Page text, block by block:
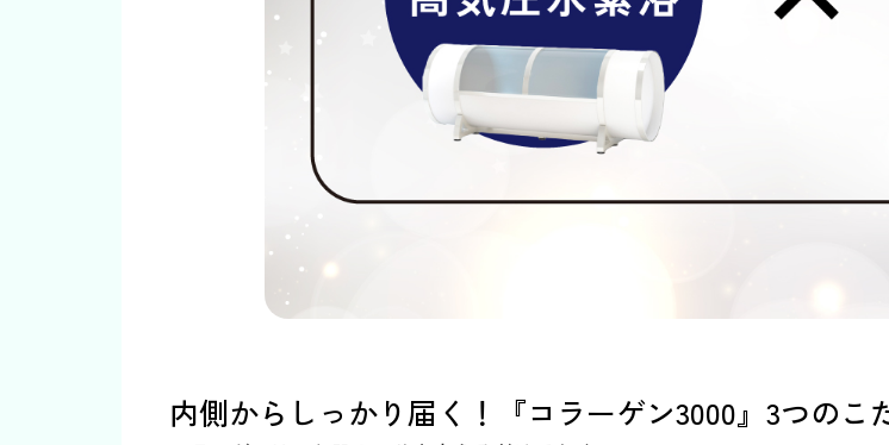
内側からしっかり届く！『コラーゲン3000』3つのこ